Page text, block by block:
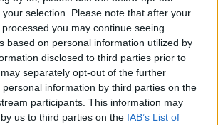
selection. Please note that after your
you may continue seeing
based on personal information utilized by
disclosed to third parties prior to
separately opt-out of the further
information by third parties on the
participants. This information may
us to third parties on the IAB’s List of
για το Ισραήλ
μαζί με τις
όπλα»